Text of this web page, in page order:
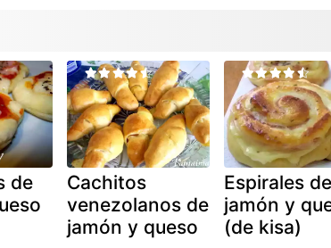
de
Cachitos
venezolanos de
jamón y queso
Espirales de
jamón y
(de kisa)